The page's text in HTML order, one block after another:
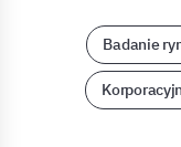
Badanie